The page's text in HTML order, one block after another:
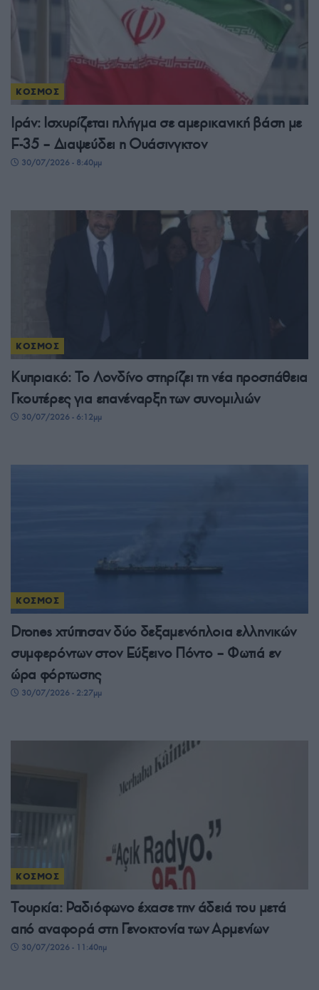
ΚΟΣΜΟΣ
Ιράν: Ισχυρίζεται πλήγμα σε αμερικανική βάση με
F-35 – Διαψεύδει η Ουάσινγκτον
30/07/2026 - 8:40μμ
ΚΟΣΜΟΣ
Κυπριακό: Το Λονδίνο στηρίζει τη νέα προσπάθεια
Γκουτέρες για επανέναρξη των συνομιλιών
30/07/2026 - 6:12μμ
ΚΟΣΜΟΣ
Drones χτύπησαν δύο δεξαμενόπλοια ελληνικών
συμφερόντων στον Εύξεινο Πόντο – Φωτιά εν
ώρα φόρτωσης
30/07/2026 - 2:27μμ
ΚΟΣΜΟΣ
Τουρκία: Ραδιόφωνο έχασε την άδειά του μετά
από αναφορά στη Γενοκτονία των Αρμενίων
30/07/2026 - 11:40πμ